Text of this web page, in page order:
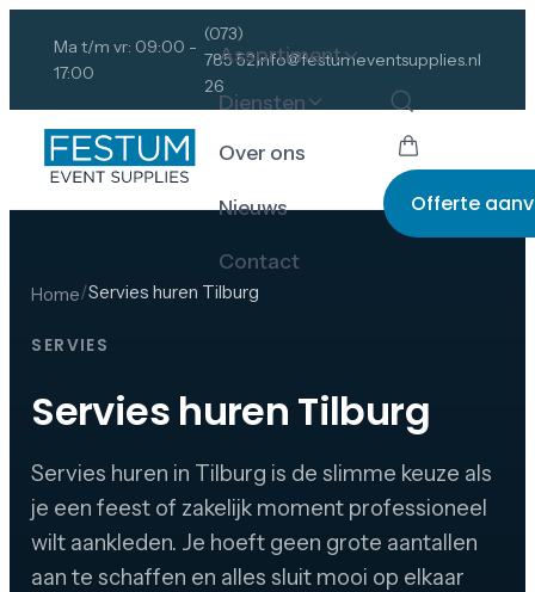
Ma t/m vr: 09:00 -
17:00
(073)
785 52
26
info@festumeventsupplies.nl
Assortiment
Diensten
Over ons
Nieuws
Contact
Offerte
Home/Servies huren Tilburg
SERVIES
Servies huren Tilburg
Servies huren in Tilburg is de slimme keuze als
je een feest of zakelijk moment professioneel
wilt aankleden. Je hoeft geen grote aantallen
aan te schaffen en alles sluit mooi op elkaar